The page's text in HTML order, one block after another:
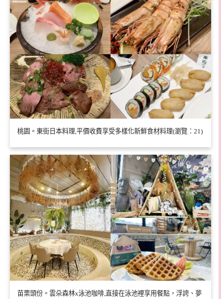
桃園。東街日本料理,平價收費享受多樣化新鮮食材料理(瀏覽：21)
苗栗頭份。雲朵森林x泳池咖啡,直接在泳池裡享用餐點，浮誇、夢